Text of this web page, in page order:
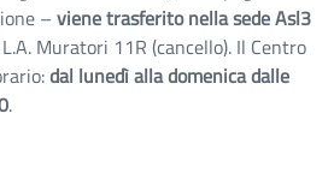
– viene trasferito nella sede Asl3
Muratori 11R (cancello). Il Centro
dal lunedì alla domenica dalle
.